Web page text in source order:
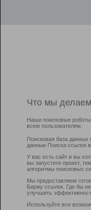
Что мы
Наши поисковые
всем пользователям.
Поисковая база
данные Поиска ссылок
У вас есть сайт и вы
вы запустите проект,
алгоритмы поисковых
Мы предоставляем
Биржу ссылок. Где бы
улучшить
Используйте все